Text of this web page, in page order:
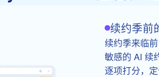
续约季前
续约季来临
敏感的 AI 续
逐项打分，